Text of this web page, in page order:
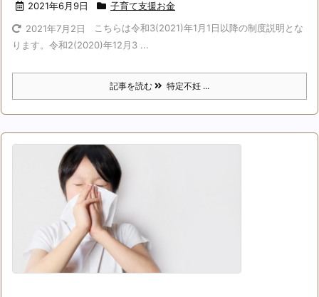
2021年6月9日
子育て支援お金
2021年7月2日
こちらは令和3(2021)年1月1日以降の制度説明とな
ります。令和2(2020)年12月3 ...
記事を読む 特定不妊 ...